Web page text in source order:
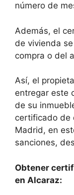
número de
Además, el
de vivienda
compra o del
Así, el
entregar este
de su
certificado de
Madrid, en
sanciones,
Obtener
en Alcaraz: